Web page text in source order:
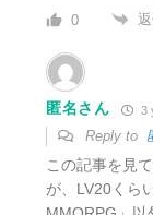
0
匿名さん 3
Reply to
この記事を見
が、LV20くら